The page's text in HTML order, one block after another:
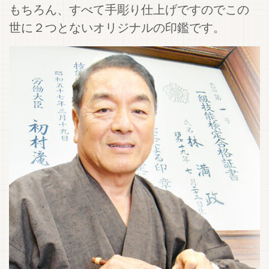
もちろん、すべて手彫り仕上げですのでこの
世に２つとないオリジナルの印鑑です。